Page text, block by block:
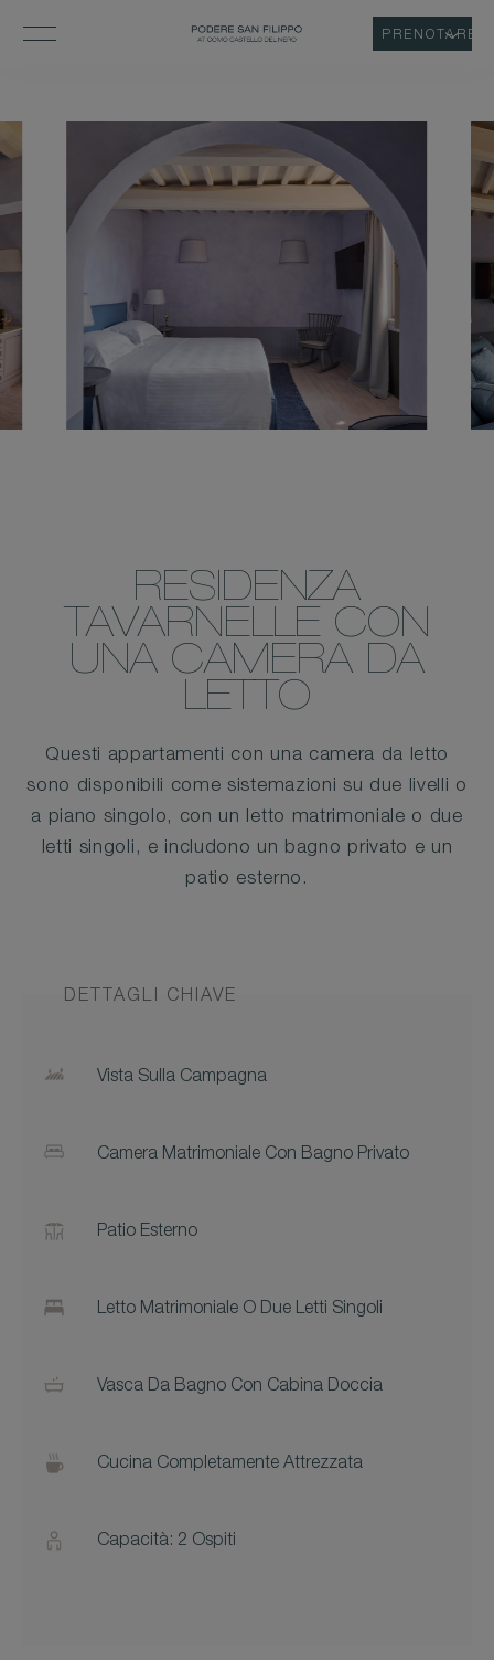
PRENOTARE
RESIDENZA
TAVARNELLE CON
UNA CAMERA DA
LETTO
Questi appartamenti con una camera da letto
sono disponibili come sistemazioni su due livelli o
a piano singolo, con un letto matrimoniale o due
letti singoli, e includono un bagno privato e un
patio esterno.
DETTAGLI CHIAVE
Vista Sulla Campagna
Camera Matrimoniale Con Bagno Privato
Patio Esterno
Letto Matrimoniale O Due Letti Singoli
Vasca Da Bagno Con Cabina Doccia
Cucina Completamente Attrezzata
Capacità: 2 Ospiti